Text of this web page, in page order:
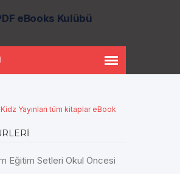
eBooks Kulübü
Yayınları tüm kitaplar eBook
Eğitim Setleri Okul Öncesi